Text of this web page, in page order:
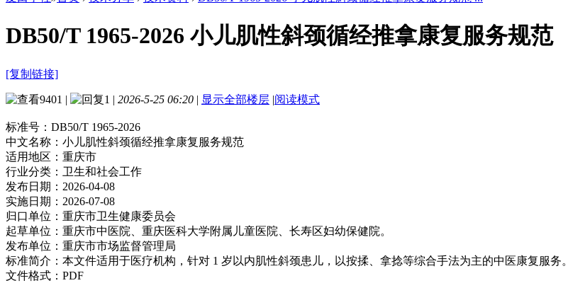
DB50/T 1965-2026 小儿肌性斜颈循经推拿康复服务规范
[复制链接]
9401 | 1 | 2026-5-25 06:20 | 显示全部楼层 |阅读模式
标准号： DB50/T 1965-2026
中文名称： 小儿肌性斜颈循经推拿康复服务规范
适用地区： 重庆市
行业分类： 卫生和社会工作
发布日期： 2026-04-08
实施日期： 2026-07-08
归口单位： 重庆市卫生健康委员会
起草单位： 重庆市中医院、重庆医科大学附属儿童医院、长寿区妇幼保健院。
发布单位： 重庆市市场监督管理局
标准简介： 本文件适用于医疗机构，针对 1 岁以内肌性斜颈患儿，以按揉、拿捻等综合手法为主的中医康复服务。
文件格式： PDF